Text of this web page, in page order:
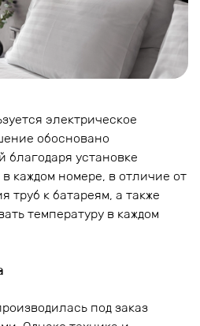
электрическое
обосновано
благодаря установке
каждом номере, в отличие от
труб к батареям, а также
температуру в каждом
под заказ